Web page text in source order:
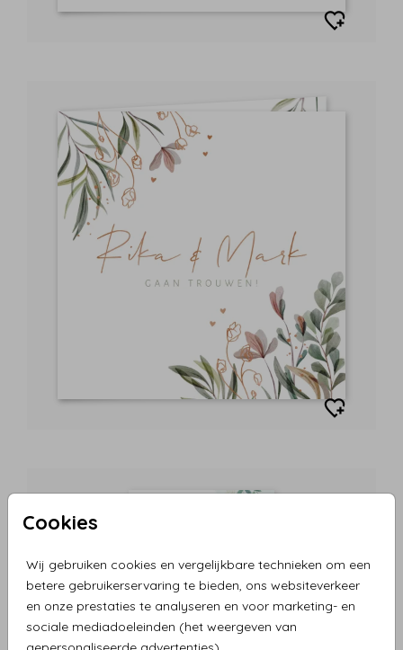
Cookies
Wij gebruiken cookies en vergelijkbare technieken om een
betere gebruikerservaring te bieden, ons websiteverkeer
en onze prestaties te analyseren en voor marketing- en
sociale mediadoeleinden (het weergeven van